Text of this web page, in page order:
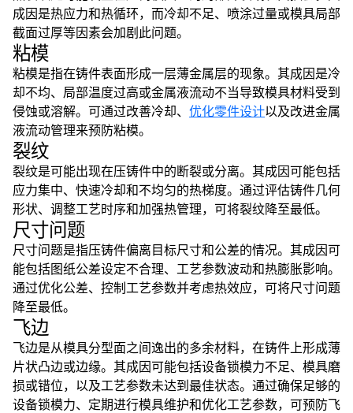
成因是热应力和热循环，而冷却不足、喷涂过量或模具局部
截面过厚等因素会加剧此问题。
粘模
粘模是指在铸件表面形成一层薄金属层的现象。其成因是冷
却不均、局部温度过高或金属液流动不当导致模具材料受到
侵蚀或溶解。可通过改善冷却、 优化零件设计以及改进金属
液流动管理来预防粘模。
裂纹
裂纹是可能出现在压铸件中的断裂或分离。其成因可能包括
应力集中、快速冷却和不均匀的热梯度。通过评估铸件几何
形状、调整工艺时序和加强热管理，可将裂纹降至最低。
尺寸问题
尺寸问题是指压铸件偏离目标尺寸和公差的情况。其成因可
能包括图纸公差设定不合理、工艺参数波动和热膨胀影响。
通过优化公差、控制工艺参数并考虑热效应，可将尺寸问题
降至最低。
飞边
飞边是从模具分型面之间逸出的多余材料，在铸件上形成薄
片状凸边或边缘。其成因可能包括设备锁模力不足、模具磨
损或错位，以及工艺参数未达到最佳状态。通过确保足够的
设备锁模力、定期进行模具维护和优化工艺参数，可预防飞